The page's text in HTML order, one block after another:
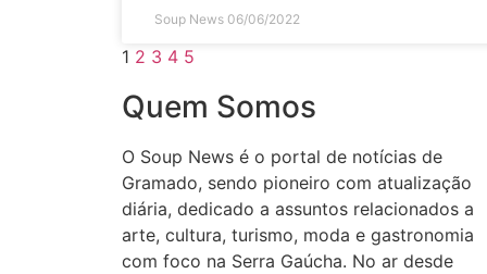
Soup News 06/06/2022
1 2 3 4 5
Quem Somos
O Soup News é o portal de notícias de
Gramado, sendo pioneiro com atualização
diária, dedicado a assuntos relacionados a
arte, cultura, turismo, moda e gastronomia
com foco na Serra Gaúcha. No ar desde